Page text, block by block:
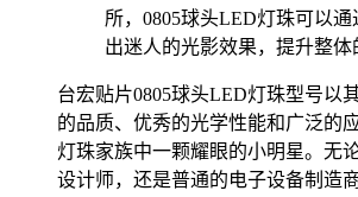
所，0805球头LED灯珠可以
出迷人的光影效果，提升整体
台宏贴片0805球头LED灯珠型号以
的品质、优秀的光学性能和广泛的
灯珠家族中一颗耀眼的小明星。无
设计师，还是普通的电子设备制造